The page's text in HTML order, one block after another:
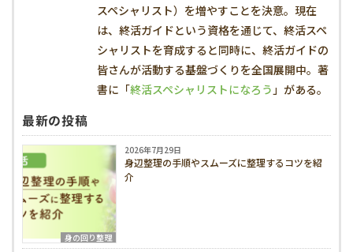
スペシャリスト）を増やすことを決意。現在
は、終活ガイドという資格を通じて、終活スペ
シャリストを育成すると同時に、終活ガイドの
皆さんが活動する基盤づくりを全国展開中。著
書に「終活スペシャリストになろう」がある。
最新の投稿
身の回り整理
2026年7月29日
身辺整理の手順やスムーズに整理するコツを紹
介